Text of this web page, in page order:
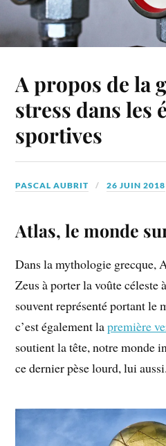
A propos de la
stress dans les
sportives
PASCAL AUBRIT 26 JUIN 2018
Atlas, le monde
Dans la mythologie grecque,
Zeus à porter la voûte céleste
souvent représenté portant le
c’est également lapremière
soutient la tête, notre monde
ce dernier pèse lourd, lui aussi.